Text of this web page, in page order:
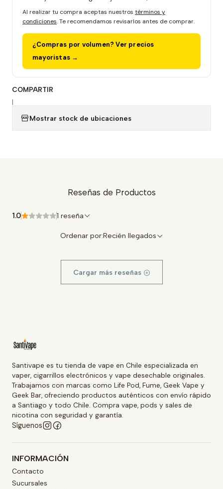
Al realizar tu compra aceptas nuestros términos y
condiciones. Te recomendamos revisarlos antes de comprar.
¿Compras por volumen? Ver precios
mayoristas →
COMPARTIR
|
Mostrar stock de ubicaciones
Reseñas de Productos
1.0 1 reseña
Ordenar por:Recién llegados
Cargar más reseñas
Santivape es tu tienda de vape en Chile especializada en
vaper, cigarrillos electrónicos y vape desechable originales.
Trabajamos con marcas como Life Pod, Fume, Geek Vape y
Geek Bar, ofreciendo productos auténticos con envío rápido
a Santiago y todo Chile. Compra vape, pods y sales de
nicotina con seguridad y garantía.
Síguenos
INFORMACIÓN
Contacto
Sucursales